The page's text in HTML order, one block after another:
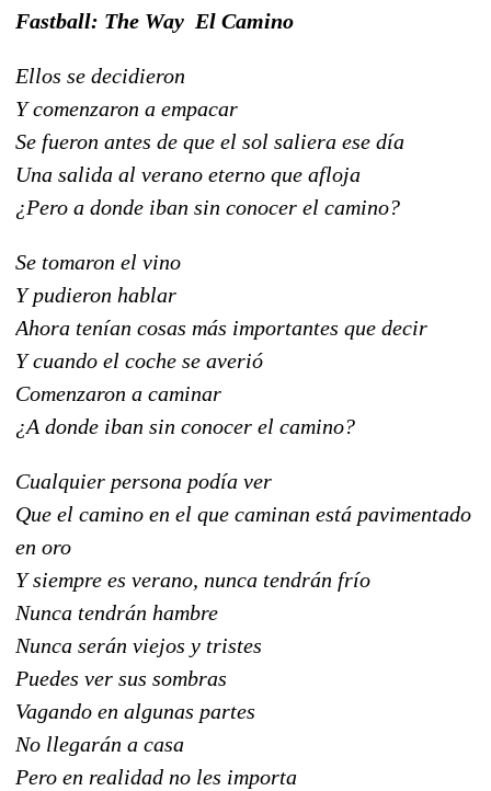
Fastball: The Way  El Camino
Ellos se decidieron
Y comenzaron a empacar
Se fueron antes de que el sol saliera ese día
Una salida al verano eterno que afloja
¿Pero a donde iban sin conocer el camino?
Se tomaron el vino
Y pudieron hablar
Ahora tenían cosas más importantes que decir
Y cuando el coche se averió
Comenzaron a caminar
¿A donde iban sin conocer el camino?
Cualquier persona podía ver
Que el camino en el que caminan está pavimentado
en oro
Y siempre es verano, nunca tendrán frío
Nunca tendrán hambre
Nunca serán viejos y tristes
Puedes ver sus sombras
Vagando en algunas partes
No llegarán a casa
Pero en realidad no les importa